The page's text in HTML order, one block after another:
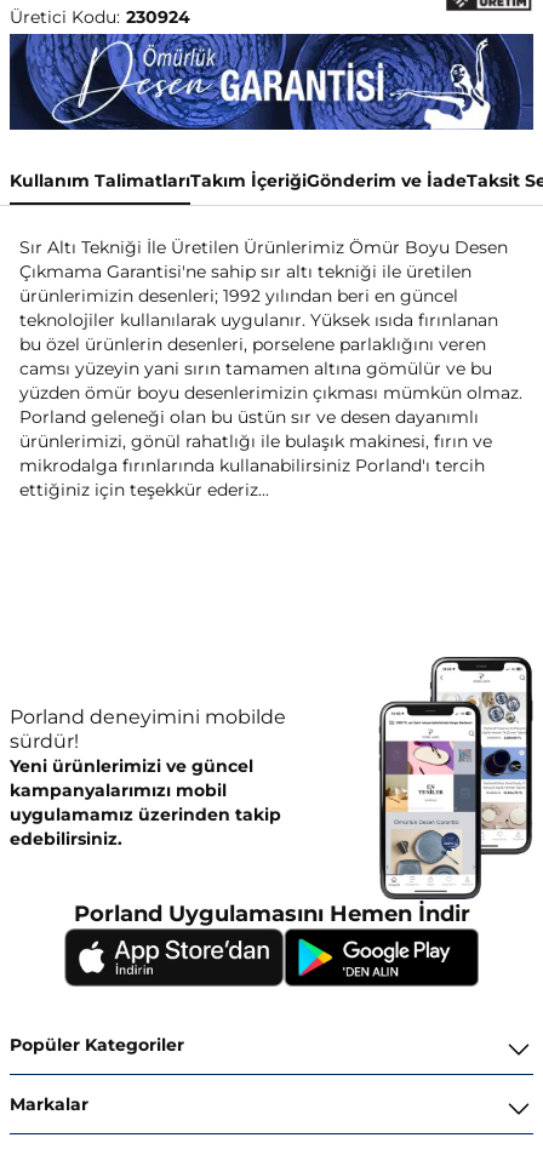
Üretici Kodu: 230924
Kullanım TalimatlarıTakım İçeriğiGönderim ve İadeTaksit
Sır Altı Tekniği İle Üretilen Ürünlerimiz Ömür Boyu Desen
Çıkmama Garantisi'ne sahip sır altı tekniği ile üretilen
ürünlerimizin desenleri; 1992 yılından beri en güncel
teknolojiler kullanılarak uygulanır. Yüksek ısıda fırınlanan
bu özel ürünlerin desenleri, porselene parlaklığını veren
camsı yüzeyin yani sırın tamamen altına gömülür ve bu
yüzden ömür boyu desenlerimizin çıkması mümkün olmaz.
Porland geleneği olan bu üstün sır ve desen dayanımlı
ürünlerimizi, gönül rahatlığı ile bulaşık makinesi, fırın ve
mikrodalga fırınlarında kullanabilirsiniz Porland'ı tercih
ettiğiniz için teşekkür ederiz...
Porland deneyimini mobilde
sürdür!
Yeni ürünlerimizi ve güncel
kampanyalarımızı mobil
uygulamamız üzerinden takip
edebilirsiniz.
Porland Uygulamasını Hemen İndir
Popüler Kategoriler
Kahvaltı ve İkram Takımları
Markalar